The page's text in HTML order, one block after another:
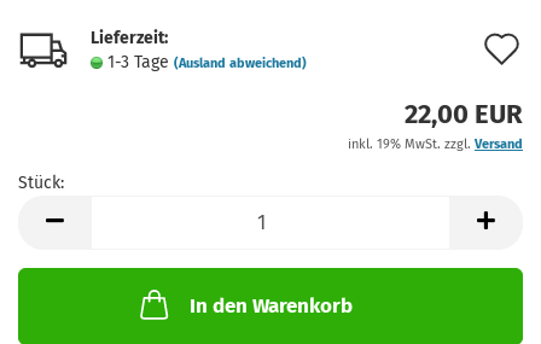
Lieferzeit:
1-3 Tage (Ausland abweichend)
22,00 EUR
inkl. 19% MwSt. zzgl. Versand
Stück:
In den Warenkorb